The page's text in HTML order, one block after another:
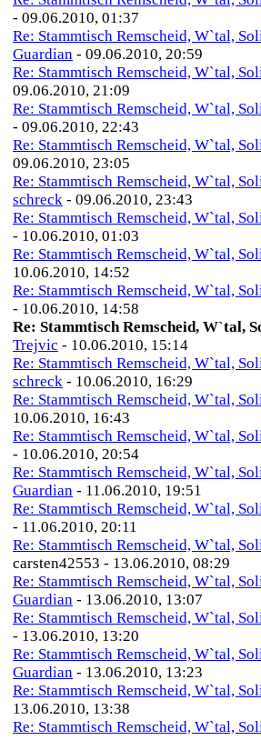
- 09.06.2010, 01:37
Re: Stammtisch Remscheid, W`tal,
Guardian - 09.06.2010, 20:59
Re: Stammtisch Remscheid, W`tal,
09.06.2010, 21:09
Re: Stammtisch Remscheid, W`tal,
- 09.06.2010, 22:43
Re: Stammtisch Remscheid, W`tal,
09.06.2010, 23:05
Re: Stammtisch Remscheid, W`tal,
schreck - 09.06.2010, 23:43
Re: Stammtisch Remscheid, W`tal,
- 10.06.2010, 01:03
Re: Stammtisch Remscheid, W`tal,
10.06.2010, 14:52
Re: Stammtisch Remscheid, W`tal,
- 10.06.2010, 14:58
Re: Stammtisch Remscheid, W`tal,
Trejvic - 10.06.2010, 15:14
Re: Stammtisch Remscheid, W`tal,
schreck - 10.06.2010, 16:29
Re: Stammtisch Remscheid, W`tal,
10.06.2010, 16:43
Re: Stammtisch Remscheid, W`tal,
- 10.06.2010, 20:54
Re: Stammtisch Remscheid, W`tal,
Guardian - 11.06.2010, 19:51
Re: Stammtisch Remscheid, W`tal,
- 11.06.2010, 20:11
Re: Stammtisch Remscheid, W`tal,
carsten42553 - 13.06.2010, 08:29
Re: Stammtisch Remscheid, W`tal,
Guardian - 13.06.2010, 13:07
Re: Stammtisch Remscheid, W`tal,
- 13.06.2010, 13:20
Re: Stammtisch Remscheid, W`tal,
Guardian - 13.06.2010, 13:23
Re: Stammtisch Remscheid, W`tal,
13.06.2010, 13:38
Re: Stammtisch Remscheid, W`tal,